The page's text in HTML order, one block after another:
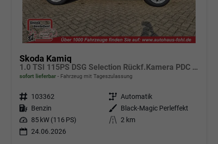
Skoda Kamiq
1.0 TSI 115PS DSG Selection Rückf.Kamera PDC v+h Sitzheizung Klimaautomatik Skoda-Radio Apple CarPlay + Android Auto Tempomat Garantieverlängerung 16"LM
sofort lieferbar Fahrzeug mit Tageszulassung
Fahrzeugnr. 103362 Getriebe Automatik
Kraftstoff Benzin Außenfarbe
Black-Magic Perleffekt
Leistung 85 kW (116 PS) Kilometerstand 2 km
24.06.2026